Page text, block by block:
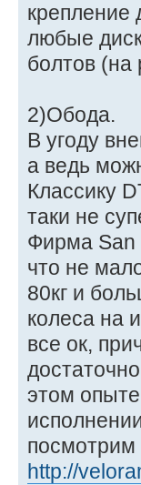
крепление
любые
болтов
2)Обода.
В угоду
а ведь
Классику
таки не
Фирма San
что не
80кг и
колеса на
все ок,
этом
посмотрим
http://